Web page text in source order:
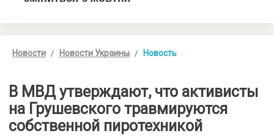
Новости Новости Украины Новость
В МВД утверждают, что активисты
на Грушевского травмируются
собственной пиротехникой